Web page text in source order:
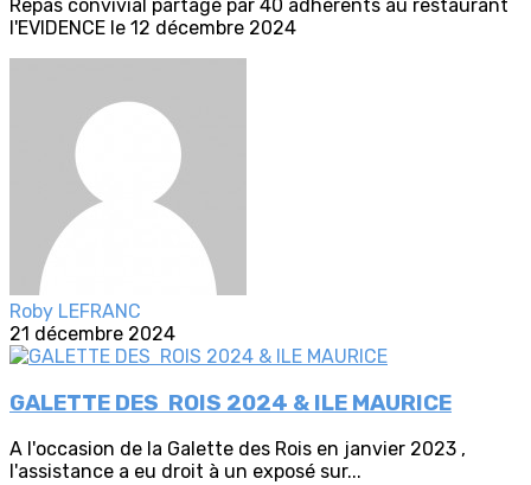
Repas convivial partagé par 40 adhérents au restaurant
l'EVIDENCE le 12 décembre 2024
Roby LEFRANC
21 décembre 2024
GALETTE DES ROIS 2024 & ILE MAURICE
A l'occasion de la Galette des Rois en janvier 2023 ,
l'assistance a eu droit à un exposé sur...